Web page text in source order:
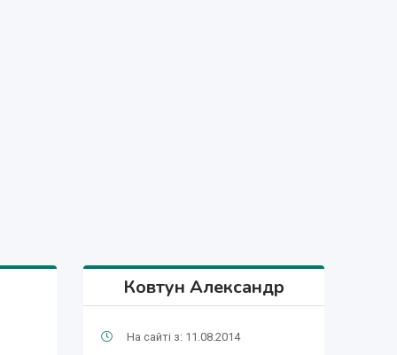
Ковтун Александр
На сайті з: 11.08.2014